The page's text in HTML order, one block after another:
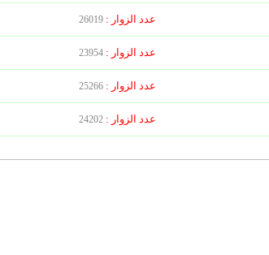
عدد الزوار : 26019
عدد الزوار : 23954
عدد الزوار : 25266
عدد الزوار : 24202